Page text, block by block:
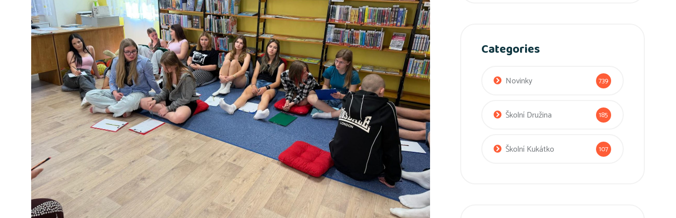
Categories
Novinky 739
Školní Družina 185
Školní Kukátko 107